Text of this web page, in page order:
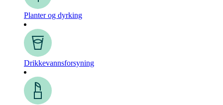
Planter og dyrking
Drikkevanns­forsyning